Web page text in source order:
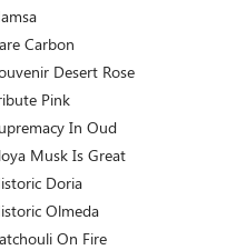
Carbon
Desert Rose
Pink
In Oud
Musk Is Great
Doria
Olmeda
On Fire